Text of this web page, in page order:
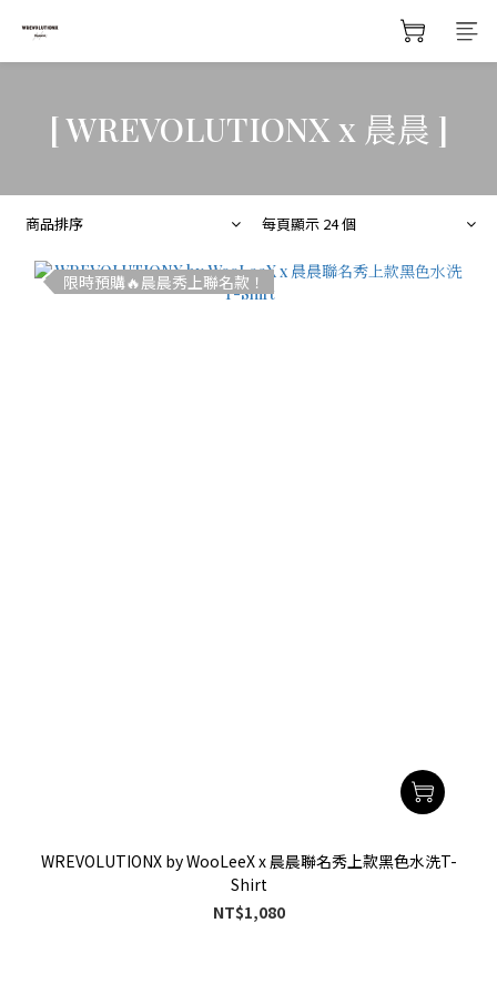
[ WREVOLUTIONX x 晨晨 ]
商品排序 每頁顯示 24 個
限時預購🔥晨晨秀上聯名款！
WREVOLUTIONX by WooLeeX x 晨晨聯名秀上款黑色水洗T-
Shirt
NT$1,080